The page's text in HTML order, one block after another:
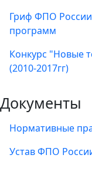
Гриф ФПО
программ
Конкурс "Новые
(2010-2017гг)
Документы
Нормативные
Устав ФПО